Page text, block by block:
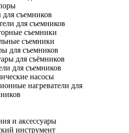
для съемников
для съемников
съемники
съемники
для съемников
для съёмников
для съемников
насосы
нагреватели для
и аксессуары
инструмент